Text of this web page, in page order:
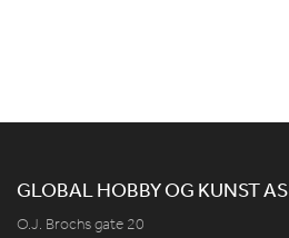
GLOBAL HOBBY OG KUNST AS
O.J. Brochs gate 20